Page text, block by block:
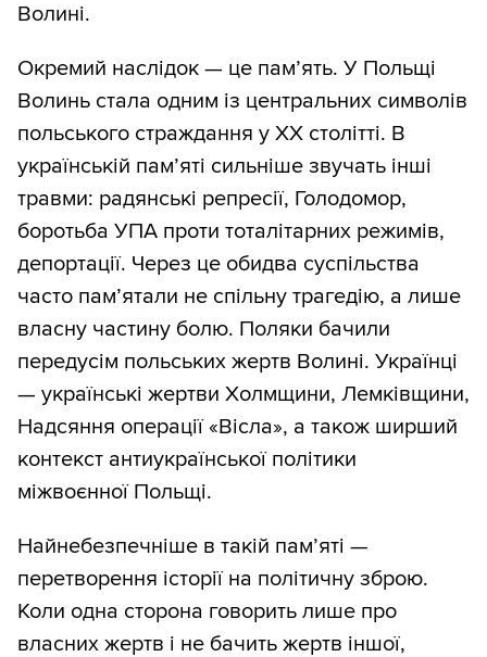
Волині.
Окремий наслідок — це пам’ять. У Польщі
Волинь стала одним із центральних символів
польського страждання у XX столітті. В
українській пам’яті сильніше звучать інші
травми: радянські репресії, Голодомор,
боротьба УПА проти тоталітарних режимів,
депортації. Через це обидва суспільства
часто пам’ятали не спільну трагедію, а лише
власну частину болю. Поляки бачили
передусім польських жертв Волині. Українці
— українські жертви Холмщини, Лемківщини,
Надсяння операції «Вісла», а також ширший
контекст антиукраїнської політики
міжвоєнної Польщі.
Найнебезпечніше в такій пам’яті —
перетворення історії на політичну зброю.
Коли одна сторона говорить лише про
власних жертв і не бачить жертв іншої,